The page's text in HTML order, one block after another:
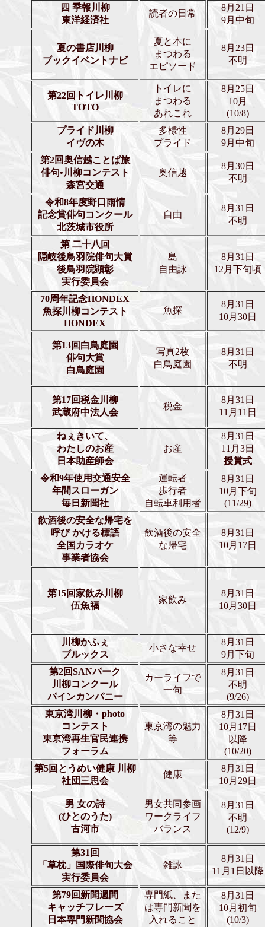
四 季報川柳
東洋経済社
読者の日常
8月21日
9月中旬
夏の書店川柳
ブックイベントナビ
夏と本に
まつわる
エピソード
8月23日
不明
第22回トイレ川柳
TOTO
トイレに
まつわる
あれこれ
8月25日
10月
(10/8)
プライド川柳
イヴの木
多様性
プライド
8月29日
9月中旬
第2回奥信越ことば旅
俳句•川柳コンテスト
森宮交通
奥信越
8月30日
不明
令和8年度野口雨情
記念賞俳句コンクール
北茨城市役所
自由
8月31日
不明
第 二十八回
隠岐後鳥羽院俳句大賞
後鳥羽院顕彰
実行委員会
島
自由詠
8月31日
12月下旬頃
70周年記念HONDEX
魚探川柳コンテスト
HONDEX
魚探
8月31日
10月30日
第13回白鳥庭園
俳句大賞
白鳥庭園
写真2枚
白鳥庭園
8月31日
不明
第17回税金川柳
武蔵府中法人会
税金
8月31日
11月11日
ねぇきいて、
わたしのお産
日本助産師会
お産
8月31日
11月3日
授賞式
令和9年使用交通安全
年間スローガン
毎日新聞社
運転者
歩行者
自転車利用者
8月31日
10月下旬
(11/29)
飲酒後の安全な帰宅を
呼び かける標語
全国カラオケ
事業者協会
飲酒後の安全
な帰宅
8月31日
10月17日
第15回家飲み川柳
伍魚福
家飲み
8月31日
10月30日
川柳かふぇ
ブルックス
小さな幸せ
8月31日
9月下旬
第2回SANパーク
川柳コンクール
パインカンパニー
カーライフで
一句
8月31日
不明
(9/26)
東京湾川柳・photo
コンテスト
東京湾再生官民連携
フォーラム
東京湾の魅力
等
8月31日
10月17日
以降
(10/20)
第5回とうめい健康 川柳
社団三思会
健康
8月31日
10月29日
男 女の詩
(ひとのうた)
古河市
男女共同参画
ワークライフ
バランス
8月31日
不明
(12/9)
第31回
「 草枕」
国際俳句大会
実行委員会
雑詠
8月31日
11月1日以降
第79回新聞週間
キャッチフレーズ
日本専門新聞協会
専門紙、また
は専門新聞を
入れること
8月31日
10月初旬
(10/3)